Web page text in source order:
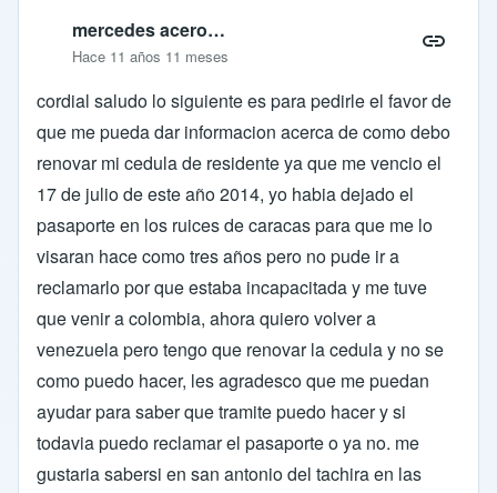
mercedes acero…
Hace 11 años 11 meses
cordial saludo lo siguiente es para pedirle el favor de
que me pueda dar informacion acerca de como debo
renovar mi cedula de residente ya que me vencio el
17 de julio de este año 2014, yo habia dejado el
pasaporte en los ruices de caracas para que me lo
visaran hace como tres años pero no pude ir a
reclamarlo por que estaba incapacitada y me tuve
que venir a colombia, ahora quiero volver a
venezuela pero tengo que renovar la cedula y no se
como puedo hacer, les agradesco que me puedan
ayudar para saber que tramite puedo hacer y si
todavia puedo reclamar el pasaporte o ya no. me
gustaria sabersi en san antonio del tachira en las